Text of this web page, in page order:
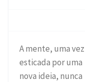
A mente, uma vez
esticada por uma
nova ideia, nunca